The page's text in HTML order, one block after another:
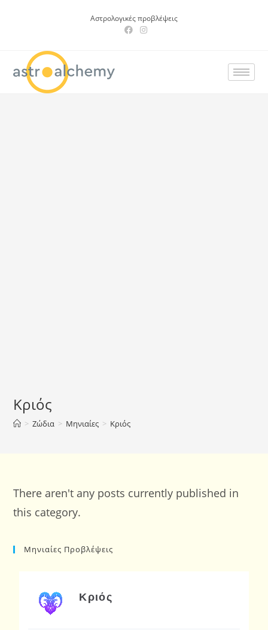
Αστρολογικές προβλέψεις
Κριός
> Ζώδια > Μηνιαίες > Κριός
There aren't any posts currently published in
this category.
Μηνιαίες Προβλέψεις
Κριός